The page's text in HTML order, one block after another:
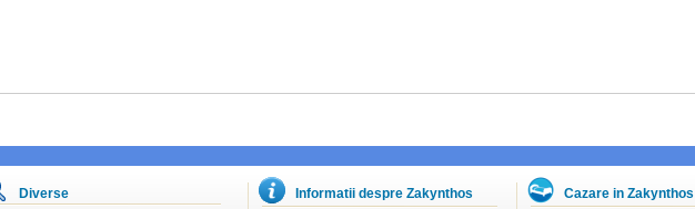
Diverse Informatii despre Zakynthos Cazare in Zakynthos